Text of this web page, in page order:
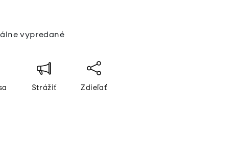
vypredané
Strážiť Zdieľať